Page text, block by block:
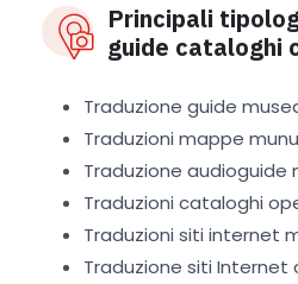
Principali
guide cataloghi
Traduzione guide
Traduzioni mappe
Traduzione audioguide
Traduzioni cataloghi
Traduzioni siti internet
Traduzione siti Internet